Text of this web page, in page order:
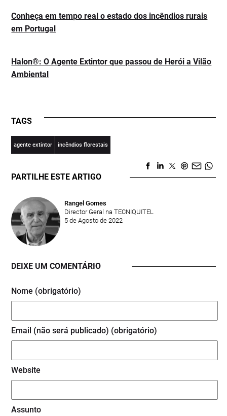
Conheça em tempo real o estado dos incêndios rurais
em Portugal
Halon®: O Agente Extintor que passou de Herói a Vilão
Ambiental
TAGS
agente extintor incêndios florestais
PARTILHE ESTE ARTIGO
Rangel Gomes
Director Geral na TECNIQUITEL
5 de Agosto de 2022
DEIXE UM COMENTÁRIO
Nome (obrigatório)
Email (não será publicado) (obrigatório)
Website
Assunto